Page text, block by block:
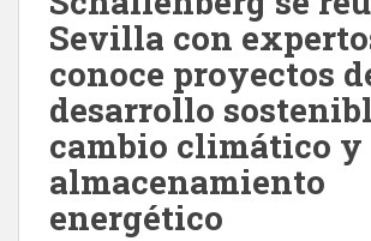
Sevilla con
conoce proyectos
desarrollo
cambio climático y
almacenamiento
energético